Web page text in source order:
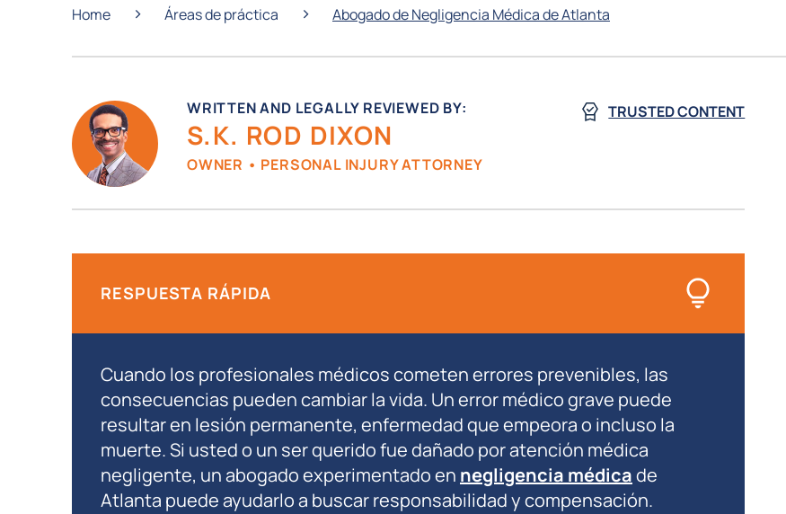
Home › Áreas de práctica › Abogado de Negligencia Médica de Atlanta
WRITTEN AND LEGALLY REVIEWED BY:
S.K. ROD DIXON
OWNER • PERSONAL INJURY ATTORNEY
TRUSTED CONTENT
RESPUESTA RÁPIDA
Cuando los profesionales médicos cometen errores prevenibles, las
consecuencias pueden cambiar la vida. Un error médico grave puede
resultar en lesión permanente, enfermedad que empeora o incluso la
muerte. Si usted o un ser querido fue dañado por atención médica
negligente, un abogado experimentado en negligencia médicade
Atlanta puede ayudarlo a buscar responsabilidad y compensación.